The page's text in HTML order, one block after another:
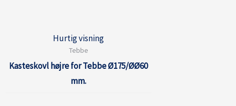
Hurtig visning
Tebbe
Kasteskovl højre for Tebbe Ø175/ØØ60
mm.